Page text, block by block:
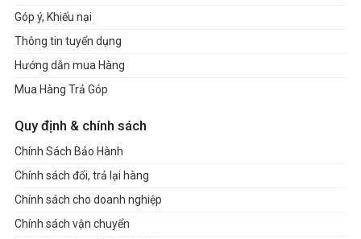
Góp ý, Khiếu nại
Thông tin tuyển dụng
Hướng dẫn mua Hàng
Mua Hàng Trả Góp
Quy định & chính sách
Chính Sách Bảo Hành
Chính sách đổi, trả lại hàng
Chính sách cho doanh nghiệp
Chính sách vận chuyển